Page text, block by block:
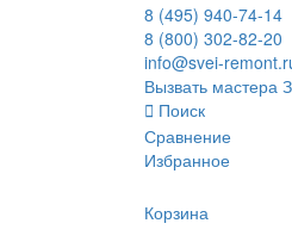
8 (495) 940-74-14
8 (800) 302-82-20
info@svei-
Вызвать мастера
Поиск
Сравнение
Избранное
Корзина